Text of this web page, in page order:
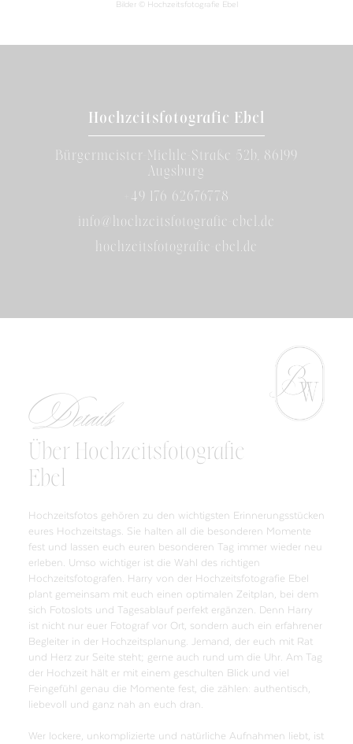
Bilder © Hochzeitsfotografie Ebel
Hochzeitsfotografie Ebel
Bürgermeister-Miehle-Straße 52b, 86199
Augsburg
+49 176 62676778
info@hochzeitsfotografie-ebel.de
hochzeitsfotografie-ebel.de
Details
Über Hochzeitsfotografie
Ebel
Hochzeitsfotos gehören zu den wichtigsten Erinnerungsstücken
eures Hochzeitstags. Sie halten all die besonderen Momente
fest und lassen euch euren besonderen Tag immer wieder neu
erleben. Umso wichtiger ist die Wahl des richtigen
Hochzeitsfotografen. Harry von der Hochzeitsfotografie Ebel
plant gemeinsam mit euch einen optimalen Zeitplan, bei dem
sich Fotoslots und Tagesablauf perfekt ergänzen. Denn Harry
ist nicht nur euer Fotograf vor Ort, sondern auch ein erfahrener
Begleiter in der Hochzeitsplanung. Jemand, der euch mit Rat
und Herz zur Seite steht; gerne auch rund um die Uhr. Am Tag
der Hochzeit hält er mit einem geschulten Blick und viel
Feingefühl genau die Momente fest, die zählen: authentisch,
liebevoll und ganz nah an euch dran.
Wer lockere, unkomplizierte und natürliche Aufnahmen liebt, ist